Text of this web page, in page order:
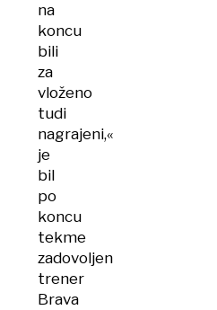
na
koncu
bili
za
vloženo
tudi
nagrajeni,«
je
bil
po
koncu
tekme
zadovoljen
trener
Brava